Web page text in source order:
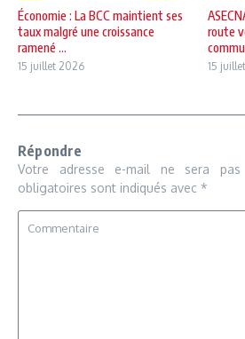
Économie : La BCC maintient ses
taux malgré une croissance
ramené ...
15 juillet 2026
route
15
Répondre
Votre adresse e-mail ne sera pas
obligatoires sont indiqués avec *